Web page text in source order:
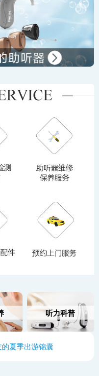
听力科普
夏季出游锦囊